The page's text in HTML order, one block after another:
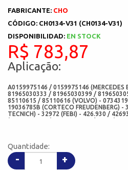
FABRICANTE: CHO
CÓDIGO: CH0134-V31 (CH0134-V31)
DISPONIBILIDAD: EN STOCK
R$ 783,87
Aplicação:
A0159975146 / 0159975146 (MERCEDES
81965030333 / 81965030399 /
85110615 / 85110616 (VOLVO) -
19036785B (CORTECO FREUDENBERG)
TECNICH) - 32972 (FEBI) - 426.930 /
(EURORICAMBI) - 7309BAGYF / 7309
Quantidade:
- +